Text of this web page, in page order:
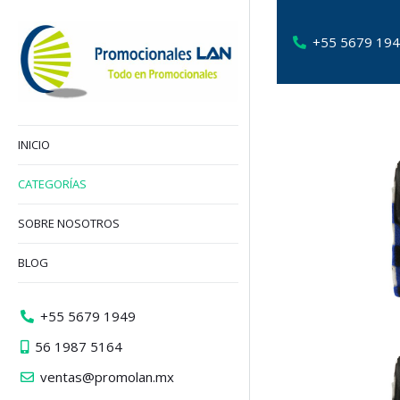
+55 5679
INICIO
CATEGORÍAS
SOBRE NOSOTROS
BLOG
+55 5679 1949
56 1987 5164
ventas@promolan.mx